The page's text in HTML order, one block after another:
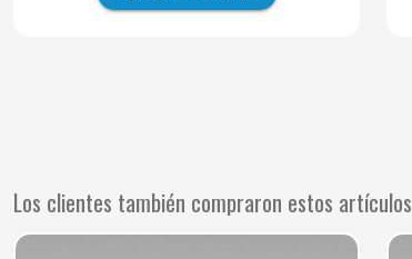
Los clientes también compraron estos artículos